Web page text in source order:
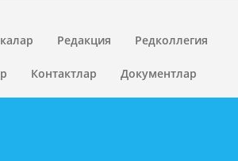
Редакция Редколлегия
Контактлар Документлар